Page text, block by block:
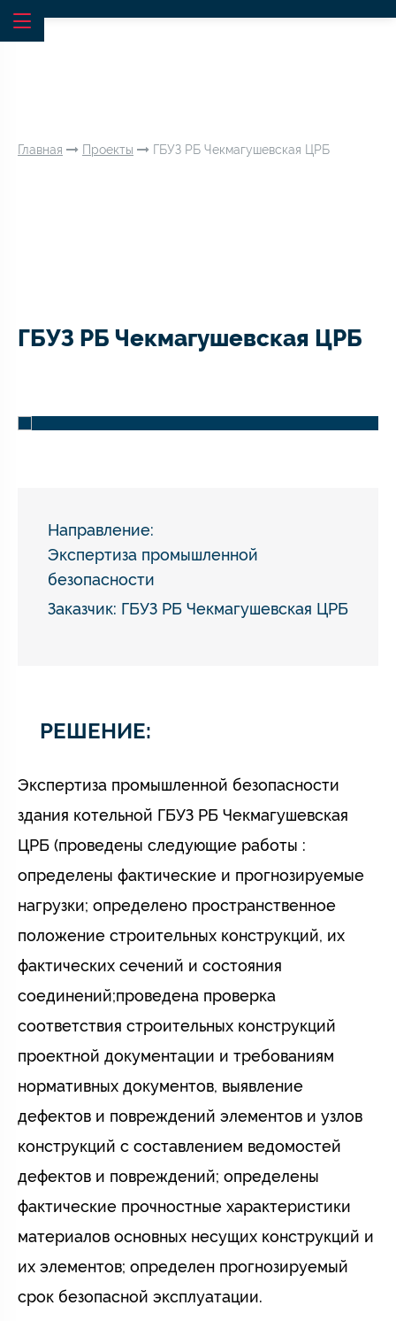
Главная Проекты ГБУЗ РБ Чекмагушевская ЦРБ
ГБУЗ РБ Чекмагушевская ЦРБ
Направление:
Экспертиза промышленной
безопасности
Заказчик: ГБУЗ РБ Чекмагушевская ЦРБ
РЕШЕНИЕ:
Экспертиза промышленной безопасности
здания котельной ГБУЗ РБ Чекмагушевская
ЦРБ (проведены следующие работы :
определены фактические и прогнозируемые
нагрузки; определено пространственное
положение строительных конструкций, их
фактических сечений и состояния
соединений;проведена проверка
соответствия строительных конструкций
проектной документации и требованиям
нормативных документов, выявление
дефектов и повреждений элементов и узлов
конструкций с составлением ведомостей
дефектов и повреждений; определены
фактические прочностные характеристики
материалов основных несущих конструкций и
их элементов; определен прогнозируемый
срок безопасной эксплуатации.